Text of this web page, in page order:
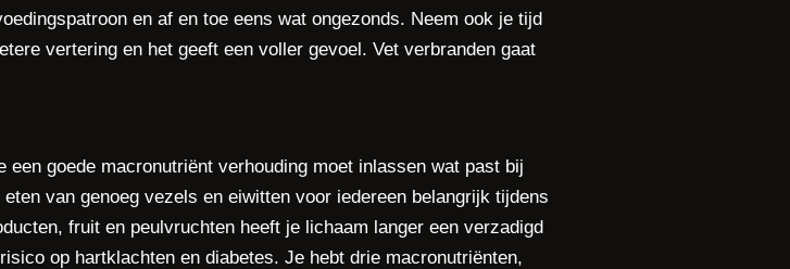
en af en toe eens wat ongezonds. Neem ook je tijd
vertering en het geeft een voller gevoel. Vet verbranden gaat
goede macronutriënt verhouding moet inlassen wat past bij
van genoeg vezels en eiwitten voor iedereen belangrijk tijdens
fruit en peulvruchten heeft je lichaam langer een verzadigd
op hartklachten en diabetes. Je hebt drie macronutriënten,